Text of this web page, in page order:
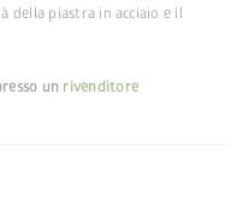
della piastra in acciaio e il
un rivenditore